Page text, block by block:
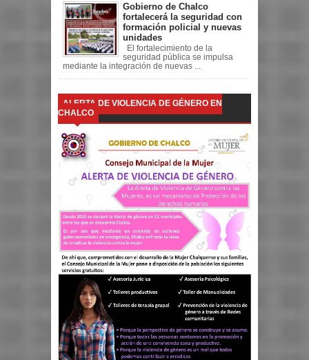
Gobierno de Chalco
fortalecerá la seguridad con
formación policial y nuevas
unidades
El fortalecimiento de la
seguridad pública se impulsa
mediante la integración de nuevas ...
ALERTA DE VIOLENCIA DE GÉNERO EN
CHALCO